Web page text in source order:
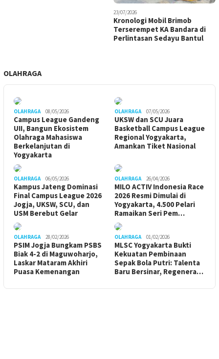
23/07/2026
Kronologi Mobil Brimob
Terserempet KA Bandara di
Perlintasan Sedayu Bantul
OLAHRAGA
OLAHRAGA 08/05/2026
Campus League Gandeng
UII, Bangun Ekosistem
Olahraga Mahasiswa
Berkelanjutan di
Yogyakarta
OLAHRAGA 07/05/2026
UKSW dan SCU Juara
Basketball Campus League
Regional Yogyakarta,
Amankan Tiket Nasional
OLAHRAGA 06/05/2026
Kampus Jateng Dominasi
Final Campus League 2026
Jogja, UKSW, SCU, dan
USM Berebut Gelar
OLAHRAGA 26/04/2026
MILO ACTIV Indonesia Race
2026 Resmi Dimulai di
Yogyakarta, 4.500 Pelari
Ramaikan Seri Pem…
OLAHRAGA 28/02/2026
PSIM Jogja Bungkam PSBS
Biak 4-2 di Maguwoharjo,
Laskar Mataram Akhiri
Puasa Kemenangan
OLAHRAGA 01/02/2026
MLSC Yogyakarta Bukti
Kekuatan Pembinaan
Sepak Bola Putri: Talenta
Baru Bersinar, Regenera…